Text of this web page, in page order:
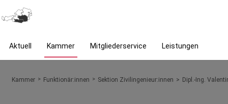
Aktuell Kammer Mitgliederservice Leistungen
You are here:
Kammer Funktionär:innen Sektion Zivilingenieur:innen Dipl.-Ing.